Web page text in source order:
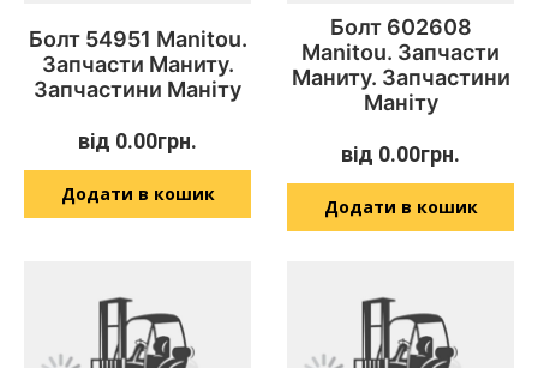
Болт 54951 Manitou.
Запчасти Маниту.
Запчастини Маніту
від 0.00грн.
Додати в кошик
Болт 602608
Manitou. Запчасти
Маниту. Запчастини
Маніту
від 0.00грн.
Додати в кошик